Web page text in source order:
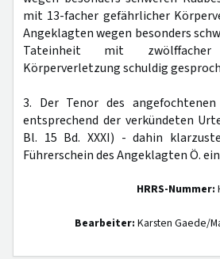
mit 13-facher gefährlicher
Angeklagten wegen besonders
Tateinheit mit zwölffacher
Körperverletzung schuldig
3. Der Tenor des
entsprechend der verkündeten
Bl. 15 Bd. XXXI) - dahin
Führerschein des Angeklagten Ö.
HRRS-Nummer:
Bearbeiter: Karsten Gaede/